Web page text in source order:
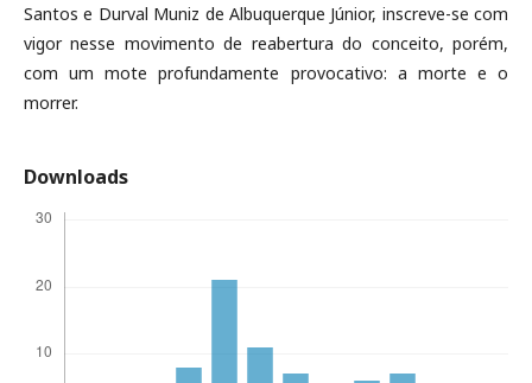
Santos e Durval Muniz de Albuquerque Júnior, inscreve-se com
vigor nesse movimento de reabertura do conceito, porém,
com um mote profundamente provocativo: a morte e o
morrer.
Downloads